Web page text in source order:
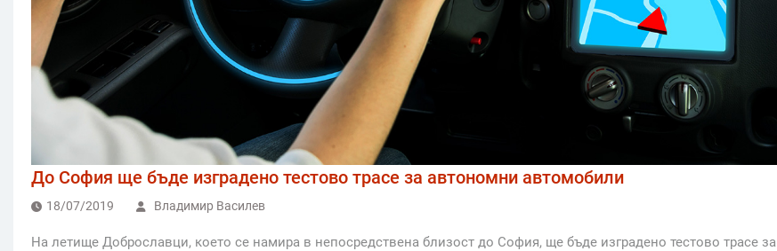
До София ще бъде изградено тестово трасе за автономни автомобили
18/07/2019 Владимир Василев
На летище Доброславци, което се намира в непосредствена близост до София, ще бъде изградено тестово трасе за